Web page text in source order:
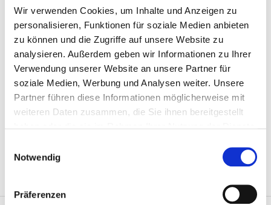
Wir verwenden Cookies, um Inhalte und Anzeigen zu
personalisieren, Funktionen für soziale Medien anbieten
zu können und die Zugriffe auf unsere Website zu
analysieren. Außerdem geben wir Informationen zu Ihrer
Verwendung unserer Website an unsere Partner für
soziale Medien, Werbung und Analysen weiter. Unsere
Partner führen diese Informationen möglicherweise mit
weiteren Daten zusammen, die Sie ihnen bereitgestellt
Notwendig
Präferenzen
schön zart.
Andere Informationen:
Herkunftsland: Spanien
Marke: Eigenimport
Spanische Fuet Salami